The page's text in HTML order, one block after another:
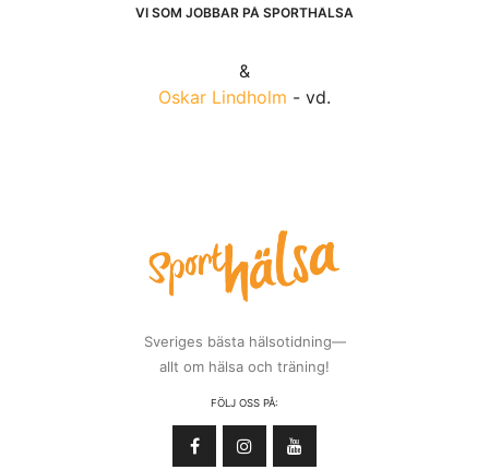
VI SOM JOBBAR PÅ SPORTHÄLSA
&
Oskar Lindholm - vd.
Sveriges bästa hälsotidning—
allt om hälsa och träning!
FÖLJ OSS PÅ: